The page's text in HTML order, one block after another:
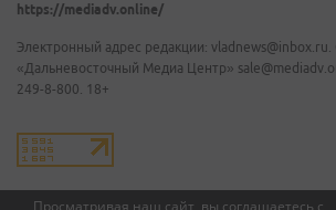
Просматривая наш сайт, вы соглашаетесь с
https://mediadv.online/
Электронный адрес редакции:
«Дальневосточный Медиа Центр»
249-8-800. 18+